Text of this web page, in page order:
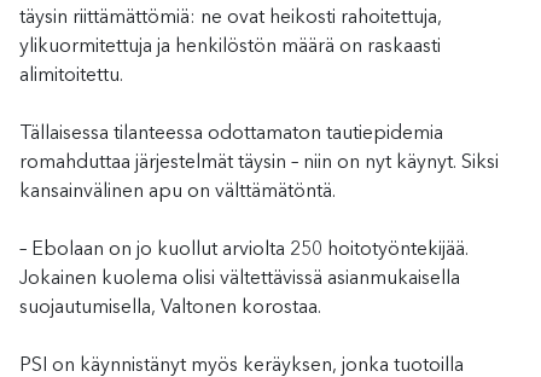
täysin riittämättömiä: ne ovat heikosti rahoitettuja,
ylikuormitettuja ja henkilöstön määrä on raskaasti
alimitoitettu.
Tällaisessa tilanteessa odottamaton tautiepidemia
romahduttaa järjestelmät täysin – niin on nyt käynyt. Siksi
kansainvälinen apu on välttämätöntä.
– Ebolaan on jo kuollut arviolta 250 hoitotyöntekijää.
Jokainen kuolema olisi vältettävissä asianmukaisella
suojautumisella, Valtonen korostaa.
PSI on käynnistänyt myös keräyksen, jonka tuotoilla